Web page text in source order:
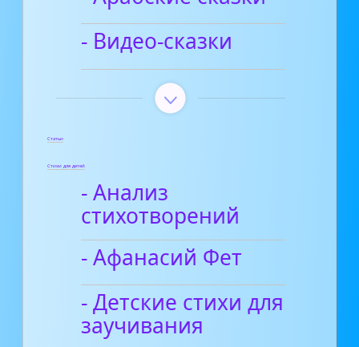
- Видео-сказки
Статьи
Стихи для детей
- Анализ
стихотворений
- Афанасий Фет
- Детские стихи для
заучивания